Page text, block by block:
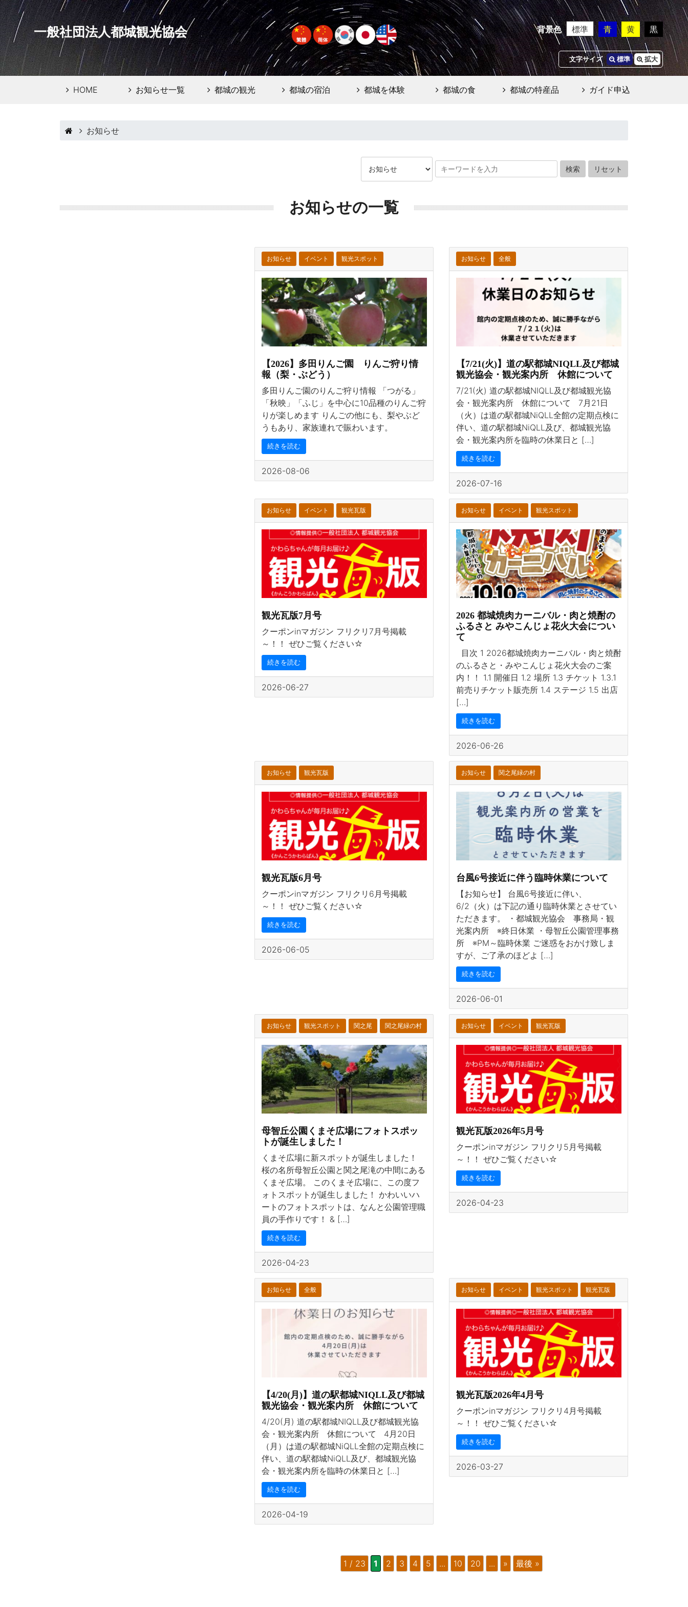
一般社団法人都城観光協会 背景色 標準 青 黄 黒
文字サイズ 標準 拡大
HOME お知らせ一覧 都城の観光 都城の宿泊 都城を体験 都城の食 都城の特産品 ガイド申込
お知らせ
お知らせの一覧
お知らせ イベント 観光スポット
【2026】多田りんご園 りんご狩り情
報（梨・ぶどう）
多田りんご園のりんご狩り情報 「つがる」
「秋映」「ふじ」を中心に10品種のりんご狩
りが楽しめます りんごの他にも、梨やぶど
うもあり、家族連れで賑わいます。
続きを読む
2026-08-06
お知らせ 全般
【7/21(火)】道の駅都城NIQLL及び都城
観光協会・観光案内所 休館について
7/21(火) 道の駅都城NIQLL及び都城観光協
会・観光案内所 休館について 7月21日
（火）は道の駅都城NiQLL全館の定期点検に
伴い、道の駅都城NiQLL及び、都城観光協
会・観光案内所を臨時の休業日と […]
続きを読む
2026-07-16
お知らせ イベント 観光瓦版
観光瓦版7月号
クーポンinマガジン フリクリ7月号掲載
～！！ ぜひご覧ください☆
続きを読む
2026-06-27
お知らせ イベント 観光スポット
2026 都城焼肉カーニバル・肉と焼酎の
ふるさと みやこんじょ花火大会につい
て
目次 1 2026都城焼肉カーニバル・肉と焼酎
のふるさと・みやこんじょ花火大会のご案
内！！ 1.1 開催日 1.2 場所 1.3 チケット 1.3.1
前売りチケット販売所 1.4 ステージ 1.5 出店
[…]
続きを読む
2026-06-26
お知らせ 観光瓦版
観光瓦版6月号
クーポンinマガジン フリクリ6月号掲載
～！！ ぜひご覧ください☆
続きを読む
2026-06-05
お知らせ 関之尾緑の村
台風6号接近に伴う臨時休業について
【お知らせ】 台風6号接近に伴い、
6/2（火）は下記の通り臨時休業とさせてい
ただきます。 ・都城観光協会 事務局・観
光案内所 ※終日休業 ・母智丘公園管理事務
所 ※PM～臨時休業 ご迷惑をおかけ致しま
すが、ご了承のほどよ […]
続きを読む
2026-06-01
お知らせ 観光スポット 関之尾 関之尾緑の村
母智丘公園くまそ広場にフォトスポッ
トが誕生しました！
くまそ広場に新スポットが誕生しました！
桜の名所母智丘公園と関之尾滝の中間にある
くまそ広場。 このくまそ広場に、この度フ
ォトスポットが誕生しました！ かわいいハ
ートのフォトスポットは、なんと公園管理職
員の手作りです！ & […]
続きを読む
2026-04-23
お知らせ イベント 観光瓦版
観光瓦版2026年5月号
クーポンinマガジン フリクリ5月号掲載
～！！ ぜひご覧ください☆
続きを読む
2026-04-23
お知らせ 全般
【4/20(月)】道の駅都城NIQLL及び都城
観光協会・観光案内所 休館について
4/20(月) 道の駅都城NIQLL及び都城観光協
会・観光案内所 休館について 4月20日
（月）は道の駅都城NiQLL全館の定期点検に
伴い、道の駅都城NiQLL及び、都城観光協
会・観光案内所を臨時の休業日と […]
続きを読む
2026-04-19
お知らせ イベント 観光スポット 観光瓦版
観光瓦版2026年4月号
クーポンinマガジン フリクリ4月号掲載
～！！ ぜひご覧ください☆
続きを読む
2026-03-27
1 / 23 1 2 3 4 5 ... 10 20 ... » 最後 »